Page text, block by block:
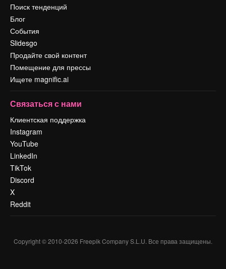
Поиск тенденций
Блог
События
Slidesgo
Продайте свой контент
Помещение для прессы
Ищете magnific.ai
Связаться с нами
Клиентская поддержка
Instagram
YouTube
LinkedIn
TikTok
Discord
X
Reddit
Copyright © 2010-2026 Freepik Company S.L.U. Все права защищены.